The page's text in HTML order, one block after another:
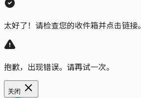
太好了！请检查您的收件箱并点击链接。
抱歉，出现错误。请再试一次。
关闭